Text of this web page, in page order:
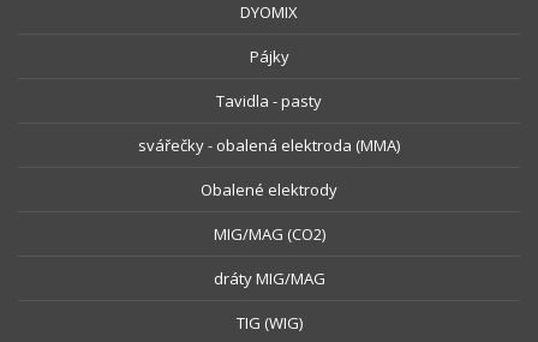
DYOMIX
Pájky
Tavidla - pasty
svářečky - obalená elektroda (MMA)
Obalené elektrody
MIG/MAG (CO2)
dráty MIG/MAG
TIG (WIG)